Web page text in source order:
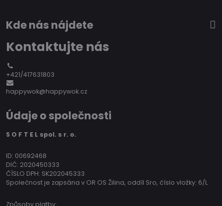
Kde nás nájdete
Kontaktujte nás
+421/417631803
happywok@happywok.cz
Údaje o společnosti
S O F T E L spol. s r. o.
ID: 00692468
DIČ: 2020450333
ČÍSLO DPH: SK202045333
Společnost je zapsána v OR OS Žilina, oddíl Sro, číslo vložky: 6/L